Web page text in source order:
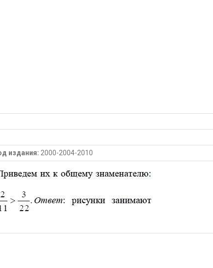
издания: 2000-2004-2010